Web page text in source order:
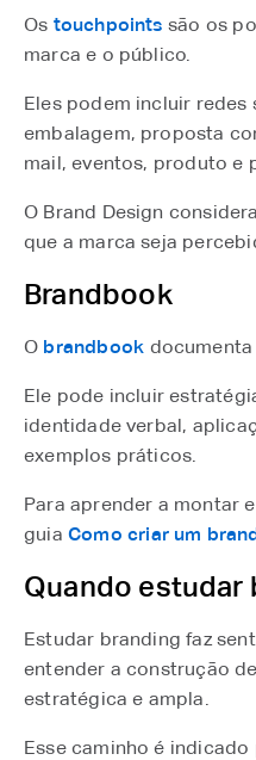
Os touchpoints são os
marca e o público.
Eles podem incluir redes
embalagem, proposta
mail, eventos, produto e
O Brand Design
que a marca seja
Brandbook
O brandbook
Ele pode incluir
identidade verbal,
exemplos práticos.
Para aprender a montar
guia Como criar um
Quando estudar
Estudar branding faz
entender a construção
estratégica e ampla.
Esse caminho é